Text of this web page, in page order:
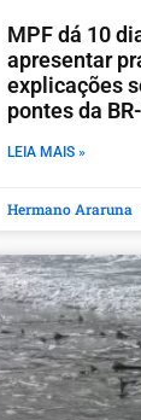
MPF dá 10
apresentar
explicações
pontes da
LEIA MAIS »
Hermano Araruna